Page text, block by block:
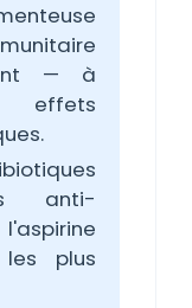
— à
effets
anti-
plus